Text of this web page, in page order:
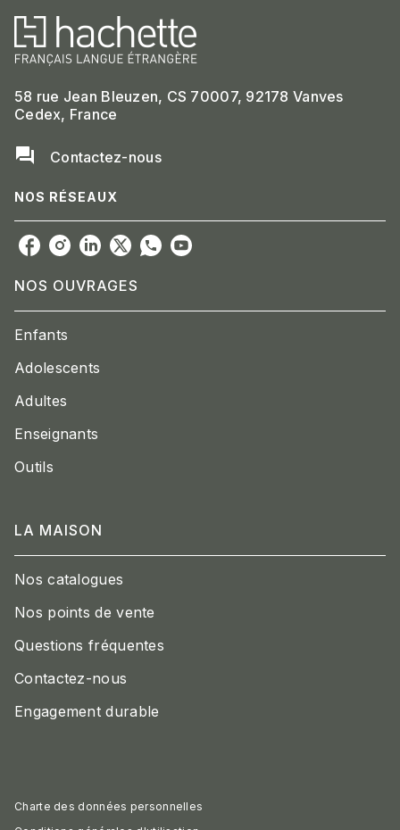
58 rue Jean Bleuzen, CS 70007, 92178 Vanves
Cedex, France
question_answer Contactez-nous
NOS RÉSEAUX
NOS OUVRAGES
Enfants
Adolescents
Adultes
Enseignants
Outils
LA MAISON
Nos catalogues
Nos points de vente
Questions fréquentes
Contactez-nous
Engagement durable
Charte des données personnelles